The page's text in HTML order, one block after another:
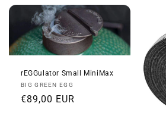
rEGGulator Small MiniMax
Anbieter:
BIG GREEN EGG
Normaler
€89,00 EUR